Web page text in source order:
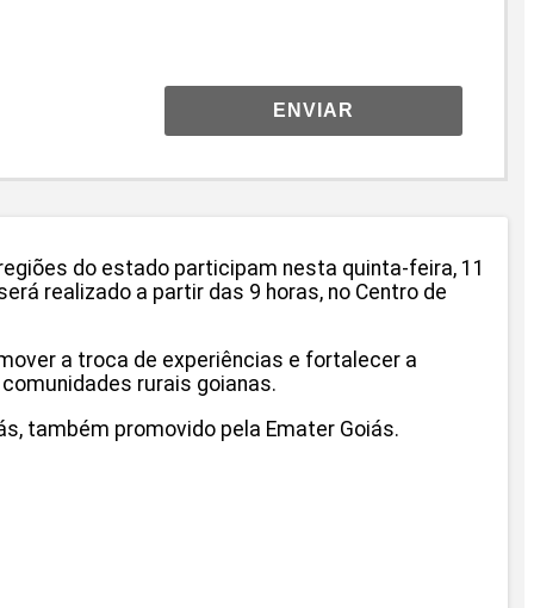
ENVIAR
do estado participam nesta quinta-feira, 11
realizado a partir das 9 horas, no Centro de
a troca de experiências e fortalecer a
rurais goianas.
também promovido pela Emater Goiás.